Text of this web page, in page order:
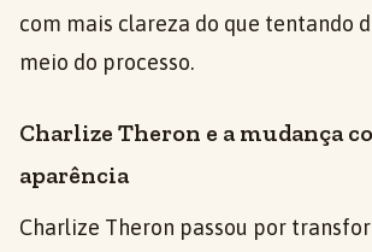
com mais clareza do que tentando
meio do processo.
Charlize Theron e a mudança
aparência
Charlize Theron passou por